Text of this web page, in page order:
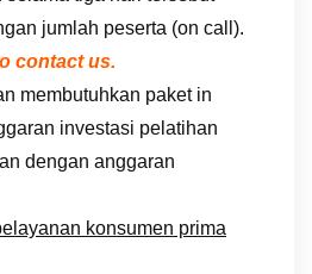
jumlah peserta (on call).
contact us.
membutuhkan paket in
investasi pelatihan
dengan anggaran
konsumen prima